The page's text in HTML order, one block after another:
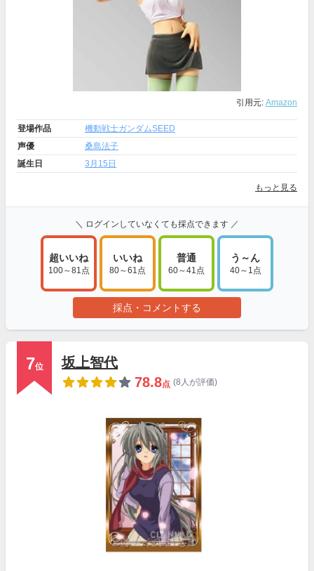
引用元: Amazon
登場作品
機動戦士ガンダムSEED
声優
桑島法子
誕生日
3月15日
もっと見る
＼ ログインしていなくても採点できます ／
超いいね
100～81点
いいね
80～61点
普通
60～41点
う～ん
40～1点
採点・コメントする
7位
坂上智代
78.8点 (8人が評価)